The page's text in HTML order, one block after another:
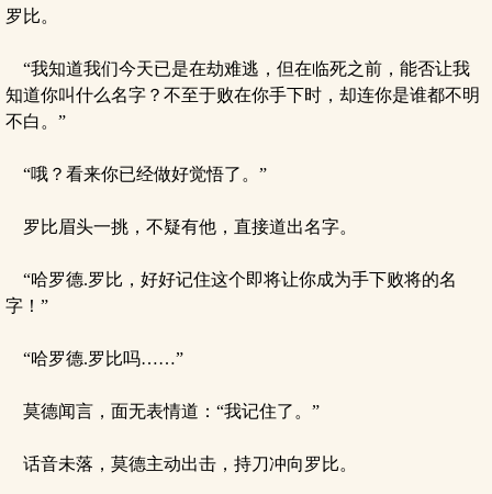
罗比。
“我知道我们今天已是在劫难逃，但在临死之前，能否让我
知道你叫什么名字？不至于败在你手下时，却连你是谁都不明
不白。”
“哦？看来你已经做好觉悟了。”
罗比眉头一挑，不疑有他，直接道出名字。
“哈罗德.罗比，好好记住这个即将让你成为手下败将的名
字！”
“哈罗德.罗比吗……”
莫德闻言，面无表情道：“我记住了。”
话音未落，莫德主动出击，持刀冲向罗比。